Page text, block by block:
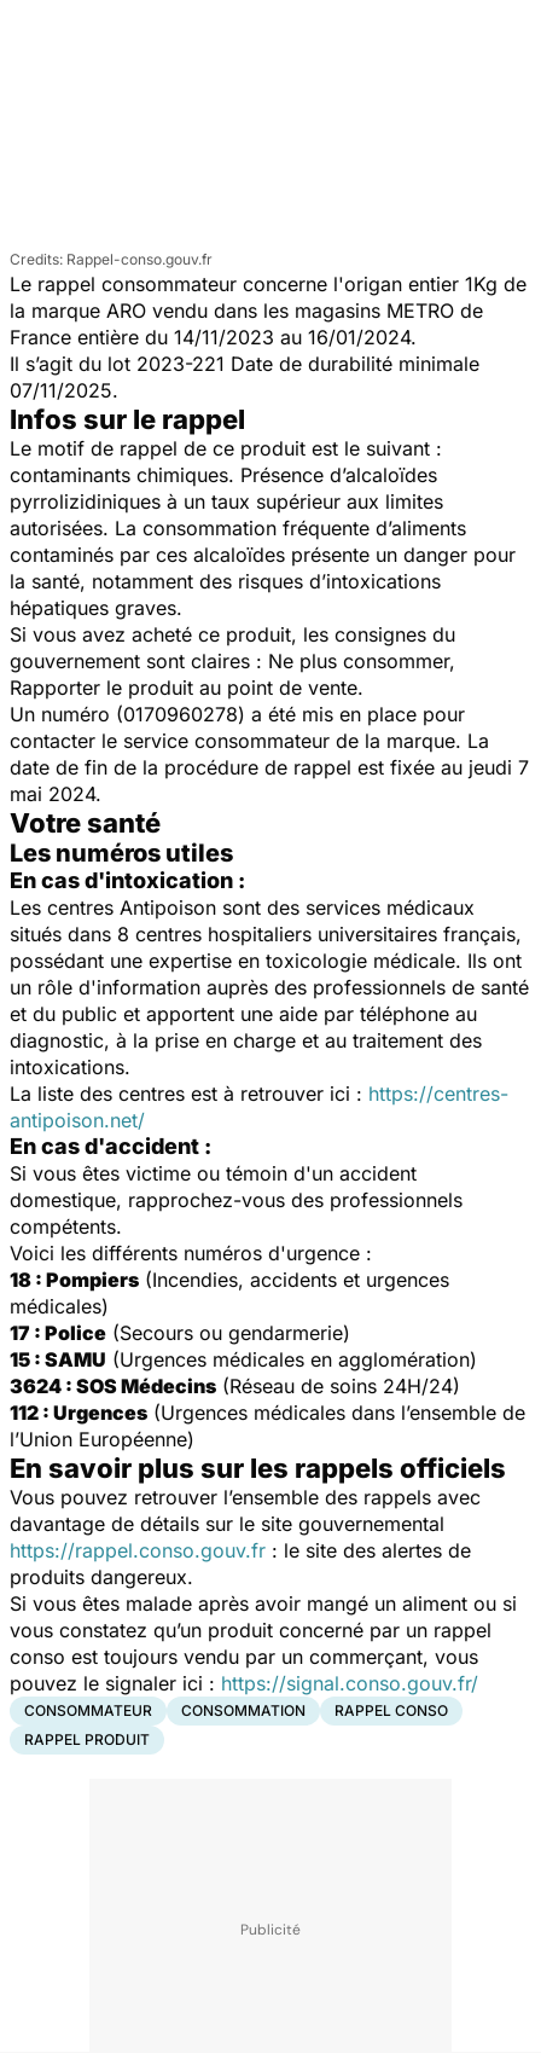
Rappel-conso.gouv.fr
Le rappel consommateur concerne l'origan entier 1Kg de
la marque ARO vendu dans les magasins METRO de
France entière du 14/11/2023 au 16/01/2024.
Il s’agit du lot 2023-221 Date de durabilité minimale
07/11/2025.
Infos sur le rappel
Le motif de rappel de ce produit est le suivant :
contaminants chimiques. Présence d’alcaloïdes
pyrrolizidiniques à un taux supérieur aux limites
autorisées. La consommation fréquente d’aliments
contaminés par ces alcaloïdes présente un danger pour
la santé, notamment des risques d’intoxications
hépatiques graves.
Si vous avez acheté ce produit, les consignes du
gouvernement sont claires : Ne plus consommer,
Rapporter le produit au point de vente.
Un numéro (0170960278) a été mis en place pour
contacter le service consommateur de la marque. La
date de fin de la procédure de rappel est fixée au jeudi 7
mai 2024.
Votre santé
Les numéros utiles
En cas d'intoxication :
Les centres Antipoison sont des services médicaux
situés dans 8 centres hospitaliers universitaires français,
possédant une expertise en toxicologie médicale. Ils ont
un rôle d'information auprès des professionnels de santé
et du public et apportent une aide par téléphone au
diagnostic, à la prise en charge et au traitement des
intoxications.
La liste des centres est à retrouver ici : https://centres-
antipoison.net/
En cas d'accident :
Si vous êtes victime ou témoin d'un accident
domestique, rapprochez-vous des professionnels
compétents.
Voici les différents numéros d'urgence :
18 : Pompiers (Incendies, accidents et urgences
médicales)
17 : Police (Secours ou gendarmerie)
15 : SAMU (Urgences médicales en agglomération)
3624 : SOS Médecins (Réseau de soins 24H/24)
112 : Urgences (Urgences médicales dans l’ensemble de
l’Union Européenne)
En savoir plus sur les rappels officiels
Vous pouvez retrouver l’ensemble des rappels avec
davantage de détails sur le site gouvernemental
https://rappel.conso.gouv.fr : le site des alertes de
produits dangereux.
Si vous êtes malade après avoir mangé un aliment ou si
vous constatez qu’un produit concerné par un rappel
conso est toujours vendu par un commerçant, vous
pouvez le signaler ici : https://signal.conso.gouv.fr/
CONSOMMATEUR CONSOMMATION
RAPPEL CONSO
RAPPEL PRODUIT